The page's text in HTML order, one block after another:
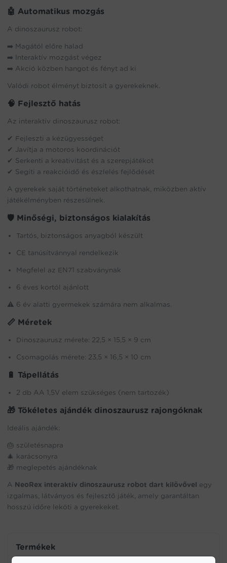
🤖 Automatikus mozgás
A dinoszaurusz robot:
➡️ Magától előre halad
➡️ Interaktív mozgást végez
➡️ Akció közben hangot és fényt ad ki
Valódi robot élményt biztosít a gyerekeknek.
🧠 Fejlesztő hatás
Az interaktív dinoszaurusz robot:
✔ Fejleszti a kézügyességet
✔ Javítja a motoros koordinációt
✔ Serkenti a kreativitást és a szerepjátékot
✔ Segíti a reakcióidő és észlelés fejlődését
A gyerekek saját történeteket alkothatnak, miközben aktív
játékélményben részesülnek.
🛡 Minőségi, biztonságos kialakítás
Tartós, biztonságos anyagból készült
CE tanúsítvánnyal rendelkezik
Megfelel az EN71 szabványnak
6 éves kortól ajánlott
⚠ 6 év alatti gyermekek számára nem alkalmas.
📏 Méretek
Dinoszaurusz mérete: 22,5 × 15,5 × 9 cm
Csomagolás mérete: 23,5 × 16,5 × 10 cm
🔋 Tápellátás
2 db AA 1,5V elem szükséges (nem tartozék)
🎁 Tökéletes ajándék dinoszaurusz rajongóknak
Ideális ajándék:
🎂 születésnapra
🎄 karácsonyra
🎁 meglepetés ajándéknak
A NeoRex interaktív dinoszaurusz robot dart kilövővel egy
izgalmas, látványos és fejlesztő játék, amely garantáltan
hosszú időre leköti a gyerekeket.
Termékek